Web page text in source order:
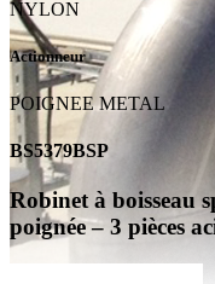
NYLON
Actionneur
POIGNEE METAL
BS5379BSP
Robinet à boisseau
poignée – 3 pièces